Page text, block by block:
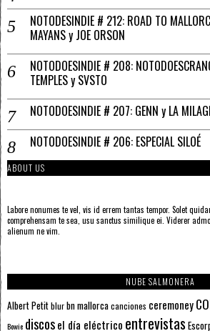
NOTODESINDIE # 212: ROAD TO
MAYANS y JOE ORSON
NOTODOESINDIE # 208:
TEMPLES y SVSTO
NOTODOESINDIE # 207: GENN y LA
NOTODOESINDIE # 206: ESPECIAL SILOÉ
ABOUT US
Labore nonumes te vel, vis id errem tantas tempor. Solet
comprehensam te sea, usu sanctus similique ei. Viderer
alienum ne vim.
NUBE SALMONERA
Albert Petitblurbn mallorcacanciones ceremoney
Bowie discosel día eléctrico entrevistas